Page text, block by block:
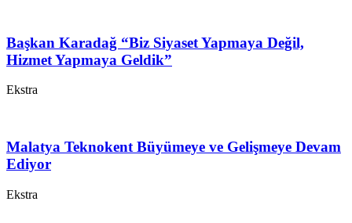
Başkan Karadağ “Biz Siyaset Yapmaya Değil,
Hizmet Yapmaya Geldik”
Ekstra
Malatya Teknokent Büyümeye ve Gelişmeye Devam
Ediyor
Ekstra